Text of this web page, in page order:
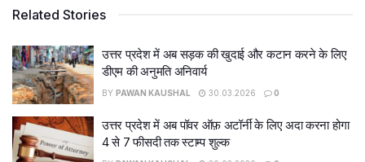
Related Stories
उत्तर प्रदेश में अब सड़क की खुदाई और कटान करने के लिए
डीएम की अनुमति अनिवार्य
BY PAWAN KAUSHAL 30.03.2026 0
उत्तर प्रदेश में अब पॉवर ऑफ़ अटॉर्नी के लिए अदा करना होगा
4 से 7 फीसदी तक स्टाम्प शुल्क